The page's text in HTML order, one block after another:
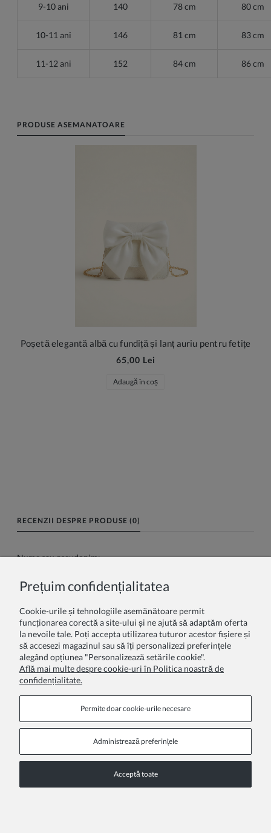
9-10 ani 140 78 cm 80 cm
10-11 ani 146 81 cm 83 cm
11-12 ani 152 84 cm 86 cm
PRODUSE ASEMANATOARE
Poșetă elegantă albă cu fundiță și lanț auriu pentru fetițe
65,00 Lei
Adaugă în coș
RECENZII DESPRE PRODUSE (0)
Nume sau pseudonim:
Pagini de informare
Prețuim confidențialitatea
Cookie-urile și tehnologiile asemănătoare permit
funcționarea corectă a site-ului și ne ajută să adaptăm oferta
la nevoile tale. Poți accepta utilizarea tuturor acestor fișiere și
să accesezi magazinul sau să îți personalizezi preferințele
alegând opțiunea "Personalizează setările cookie".
Află mai multe despre cookie-uri în Politica noastră de
confidențialitate.
Permite doar cookie‑urile necesare
Administrează preferințele
Acceptă toate